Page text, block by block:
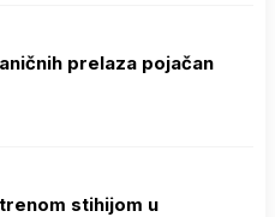
prelaza pojačan
stihijom u